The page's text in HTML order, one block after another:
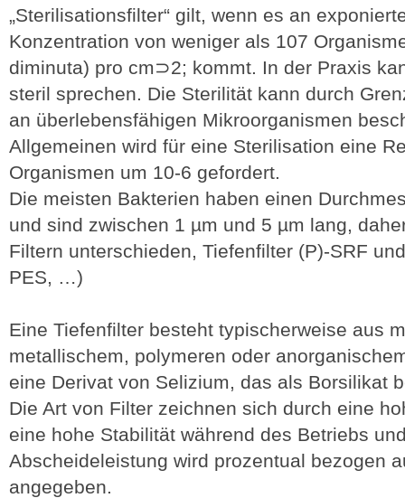
„Sterilisationsfilter“ gilt, wenn es an
Konzentration von weniger als 107
diminuta) pro cm⊃2; kommt. In der Praxis
steril sprechen. Die Sterilität kann durch
an überlebensfähigen Mikroorganismen
Allgemeinen wird für eine Sterilisation eine
Organismen um 10-6 gefordert.
Die meisten Bakterien haben einen
und sind zwischen 1 µm und 5 µm lang,
Filtern unterschieden, Tiefenfilter (P)-SRF
PES, …)
Eine Tiefenfilter besteht typischerweise aus
metallischem, polymeren oder
eine Derivat von Selizium, das als Borsilikat
Die Art von Filter zeichnen sich durch eine
eine hohe Stabilität während des Betriebs
Abscheideleistung wird prozentual bezogen
angegeben.